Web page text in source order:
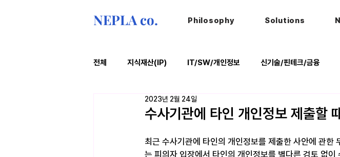
NEPLA co. Philosophy Solutions
전체 지식재산(IP) IT/SW/개인정보 신기술/핀테크/금융
법률레터
수사기관에 타인 개인정보 제출할
2023년 2월 24일
최근 수사기관에 타인의 개인정보를 제출한 사안에 관한
는 피의자 입장에서 타인의 개인정보를 별다른 검토 없